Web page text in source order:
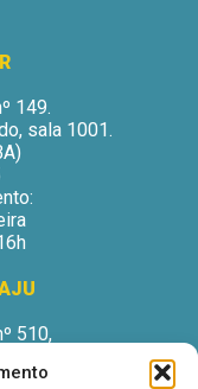
149.
sala 1001.
510,